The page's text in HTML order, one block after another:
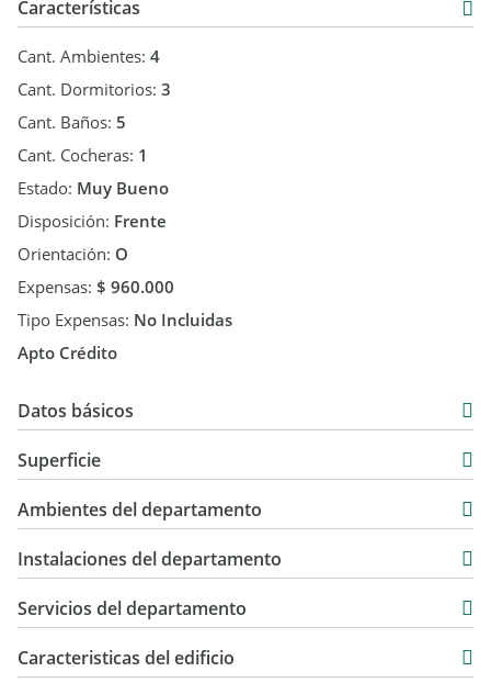
de amplia libertad para adquirir información concreta, veraz,
o objetiva que revista el carácter de una oferta -"
Características
Cant. Ambientes: 4
Cant. Dormitorios: 3
Cant. Baños: 5
Cant. Cocheras: 1
Estado: Muy Bueno
Disposición: Frente
Orientación: O
Expensas: $ 960.000
Tipo Expensas: No Incluidas
Apto Crédito
Datos básicos
Venta
USD 298.000
Superficie
400 m2
Ambientes del departamento
Instalaciones del departamento
Servicios del departamento
Caracteristicas del edificio